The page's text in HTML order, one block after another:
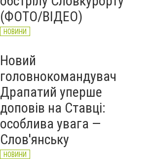
(ФОТО/ВІДЕО)
НОВИНИ
Новий
головнокомандувач
Драпатий уперше
доповів на Ставці:
особлива увага —
Слов'янську
НОВИНИ